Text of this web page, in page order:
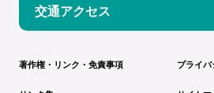
交通アクセス
著作権・リンク・免責事項 プライ